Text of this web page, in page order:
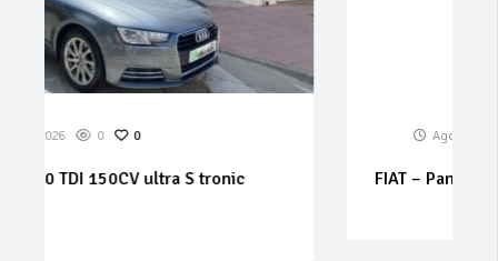
Ago 06, 2026
FIAT – Panda – 1.2 Climbing Natural Power